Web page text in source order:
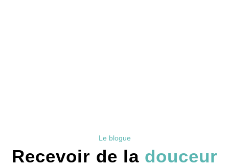
Le blogue
Recevoir de la douceur